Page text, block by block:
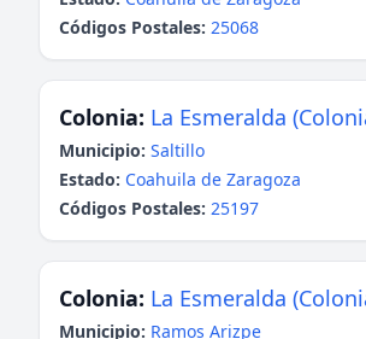
Códigos Postales: 25068
Colonia: La Esmeralda
Municipio: Saltillo
Estado: Coahuila de Zaragoza
Códigos Postales: 25197
Colonia: La Esmeralda
Municipio: Ramos Arizpe